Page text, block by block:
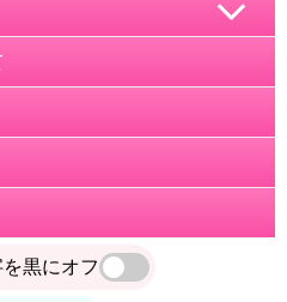
まりました
す
ージ出演者募集
者負担上限月額などの見直し
黒にオフ